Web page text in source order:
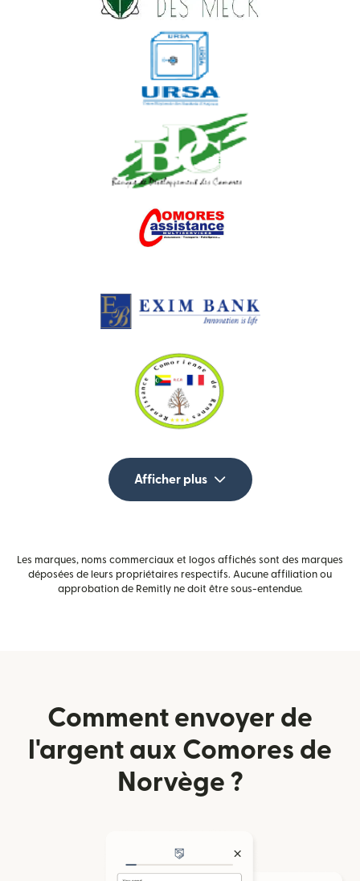
Afficher plus
Les marques, noms commerciaux et logos affichés sont des marques
déposées de leurs propriétaires respectifs. Aucune affiliation ou
approbation de Remitly ne doit être sous-entendue.
Comment envoyer de
l'argent aux Comores de
Norvège ?